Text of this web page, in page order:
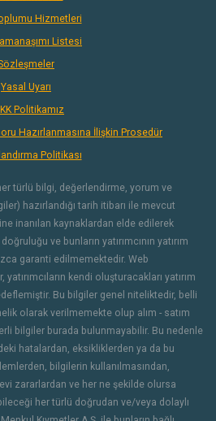
Hizmetleri
Listesi
Yasal Uyarı
Politikamız
Hazırlanmasına İlişkin Prosedür
Politikası
türlü bilgi, değerlendirme, yorum ve
hazırlandığı tarih itibarı ile mevcut
inanılan kaynaklardan elde edilerek
ve bunların yatırımcının yatırım
garanti edilmemektedir. Web
kendi oluşturacakları yatırım
Bu bilgiler genel niteliktedir, belli
olarak verilmemekte olup alım - satım
bilgiler burada bulunmayabilir. Bu nedenle
hatalardan, eksikliklerden ya da bu
bilgilerin kullanılmasından,
zararlardan ve her ne şekilde olursa
her türlü doğrudan ve/veya dolaylı